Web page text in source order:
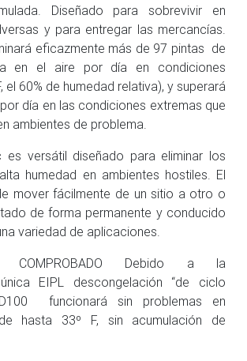
Diseñado para sobrevivir en
y para entregar las mercancías.
eficazmente más de 97 pintas de
en el aire por día en condiciones
el 60% de humedad relativa), y superará
día en las condiciones extremas que
ambientes de problema.
es versátil diseñado para eliminar los
humedad en ambientes hostiles. El
mover fácilmente de un sitio a otro o
de forma permanente y conducido
variedad de aplicaciones.
COMPROBADO Debido a la
EIPL descongelación “de ciclo
funcionará sin problemas en
hasta 33º F, sin acumulación de